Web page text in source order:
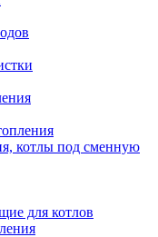
котлы под сменную
для котлов